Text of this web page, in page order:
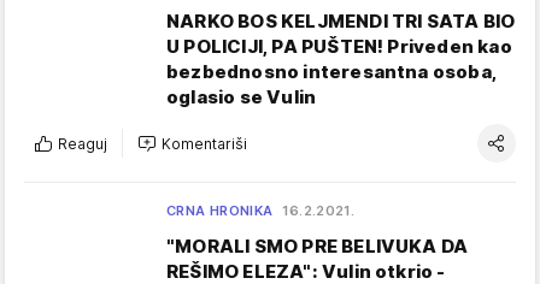
NARKO BOS KELJMENDI TRI SATA BIO
U POLICIJI, PA PUŠTEN! Priveden kao
bezbednosno interesantna osoba,
oglasio se Vulin
Reaguj Komentariši
CRNA HRONIKA 16.2.2021.
"MORALI SMO PRE BELIVUKA DA
REŠIMO ELEZA": Vulin otkrio -